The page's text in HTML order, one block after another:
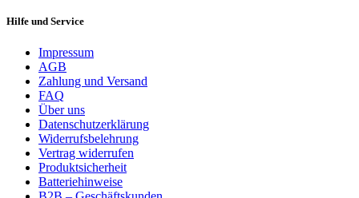
Hilfe und Service
Impressum
AGB
Zahlung und Versand
FAQ
Über uns
Datenschutzerklärung
Widerrufsbelehrung
Vertrag widerrufen
Produktsicherheit
Batteriehinweise